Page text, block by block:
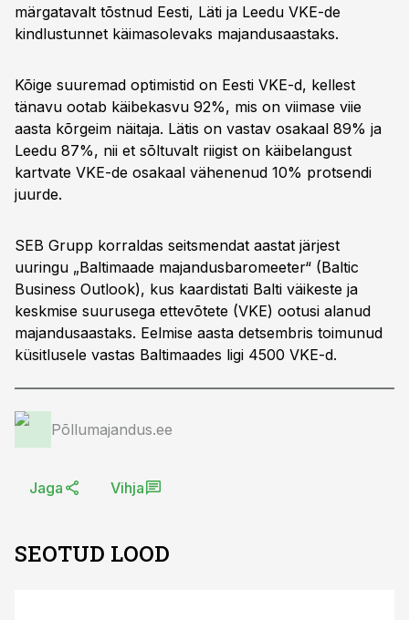
märgatavalt tõstnud Eesti, Läti ja Leedu VKE-de
kindlustunnet käimasolevaks majandusaastaks.
Kõige suuremad optimistid on Eesti VKE-d, kellest
tänavu ootab käibekasvu 92%, mis on viimase viie
aasta kõrgeim näitaja. Lätis on vastav osakaal 89% ja
Leedu 87%, nii et sõltuvalt riigist on käibelangust
kartvate VKE-de osakaal vähenenud 10% protsendi
juurde.
SEB Grupp korraldas seitsmendat aastat järjest
uuringu „Baltimaade majandusbaromeeter“ (Baltic
Business Outlook), kus kaardistati Balti väikeste ja
keskmise suurusega ettevõtete (VKE) ootusi alanud
majandusaastaks. Eelmise aasta detsembris toimunud
küsitlusele vastas Baltimaades ligi 4500 VKE-d.
Põllumajandus.ee
Jaga Vihja
SEOTUD LOOD